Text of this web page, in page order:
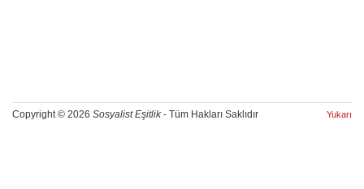
Copyright © 2026 Sosyalist Eşitlik- Tüm Hakları Saklıdır Yukarı